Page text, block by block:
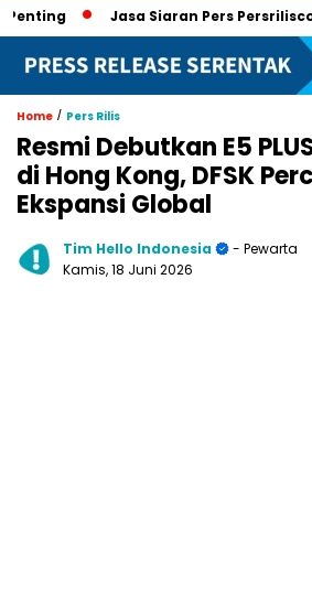
Jasa Siaran Pers Persriliscom
Home / Pers Rilis
Resmi Debutkan E5
di Hong Kong, DFSK
Ekspansi Global
Tim Hello Indonesia
- Pewarta
Kamis, 18 Juni 2026